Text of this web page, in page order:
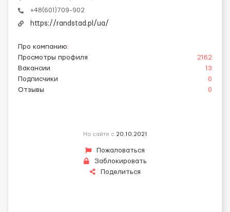
+48(601)709-902
https://randstad.pl/ua/
Про компанию:
Просмотры профиля
2162
Вакансии
13
Подписчики
0
Отзывы
0
На сайте с 20.10.2021
Пожаловаться
Заблокировать
Поделиться